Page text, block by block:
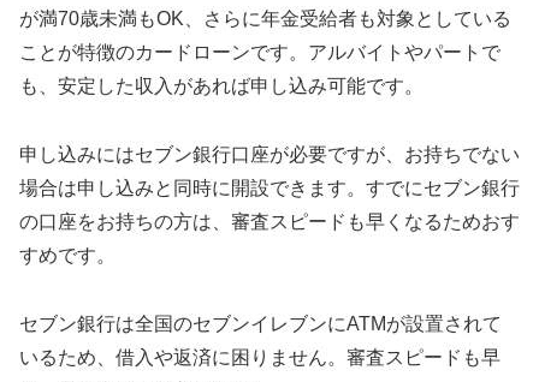
が満70歳未満もOK、さらに年金受給者も対象としている
ことが特徴のカードローンです。アルバイトやパートで
も、安定した収入があれば申し込み可能です。
申し込みにはセブン銀行口座が必要ですが、お持ちでない
場合は申し込みと同時に開設できます。すでにセブン銀行
の口座をお持ちの方は、審査スピードも早くなるためおす
すめです。
セブン銀行は全国のセブンイレブンにATMが設置されて
いるため、借入や返済に困りません。審査スピードも早